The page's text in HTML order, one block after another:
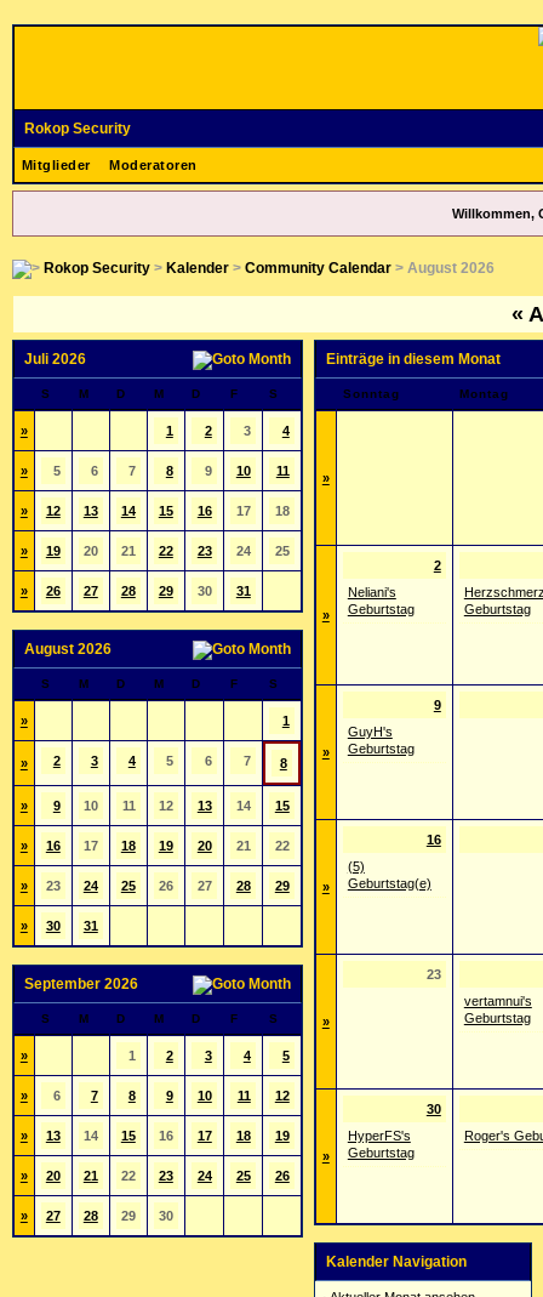
Rokop Security
Mitglieder Moderatoren
Willkommen,
Rokop Security> Kalender> Community Calendar> August 2026
«
Juli 2026
S M D M D F S
» 1 2 3 4
» 5 6 7 8 9 10 11
» 12 13 14 15 16 17 18
» 19 20 21 22 23 24 25
» 26 27 28 29 30 31
August 2026
S M D M D F S
» 1
» 2 3 4 5 6 7 8
» 9 10 11 12 13 14 15
» 16 17 18 19 20 21 22
» 23 24 25 26 27 28 29
» 30 31
September 2026
S M D M D F S
» 1 2 3 4 5
» 6 7 8 9 10 11 12
» 13 14 15 16 17 18 19
» 20 21 22 23 24 25 26
» 27 28 29 30
Einträge in diesem Monat
Sonntag Montag
»
»
2
Neliani's
Geburtstag
Geburtstag
»
9
GuyH's
Geburtstag
»
16
(5)
Geburtstag(e)
»
23
vertamnui's
Geburtstag
»
30
HyperFS's
Geburtstag
Roger's
Kalender Navigation